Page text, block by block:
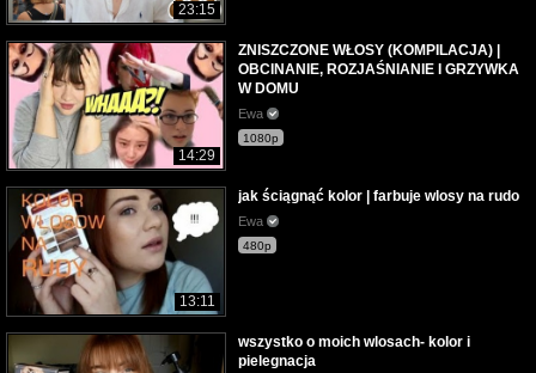
23:15
14:29
ZNISZCZONE WŁOSY (KOMPILACJA) |
OBCINANIE, ROZJAŚNIANIE I GRZYWKA
W DOMU
Ewa
1080p
13:11
jak ściągnąć kolor | farbuje wlosy na rudo
Ewa
480p
wszystko o moich wlosach- kolor i
pielegnacja